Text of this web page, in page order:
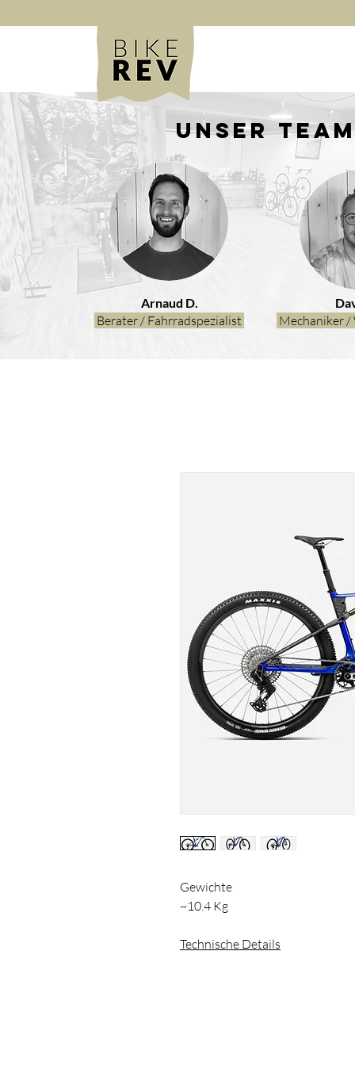
Unser
Arnaud D.
Berater / Fahrradspezialist Mechaniker
Gewichte
~10.4 Kg
Technische Details